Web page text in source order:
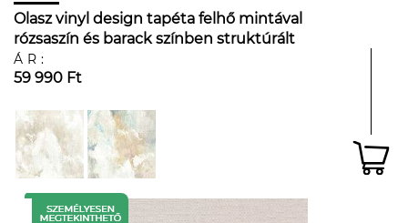
Olasz vinyl design tapéta felhő mintával
rózsaszín és barack színben struktúrált
felüleltű
ÁR:
59 990 Ft